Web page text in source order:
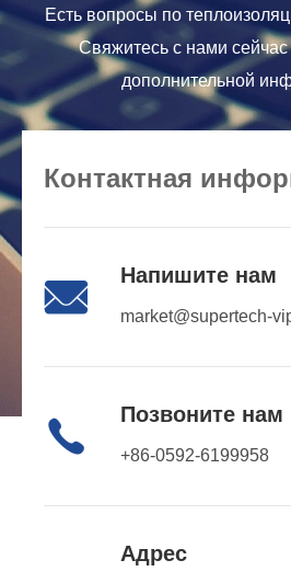
Есть вопросы по
Свяжитесь с нами
дополнительной
Контактная
 Напишите нам
market@supertech-
 Позвоните нам
+86-0592-6199958
Адрес